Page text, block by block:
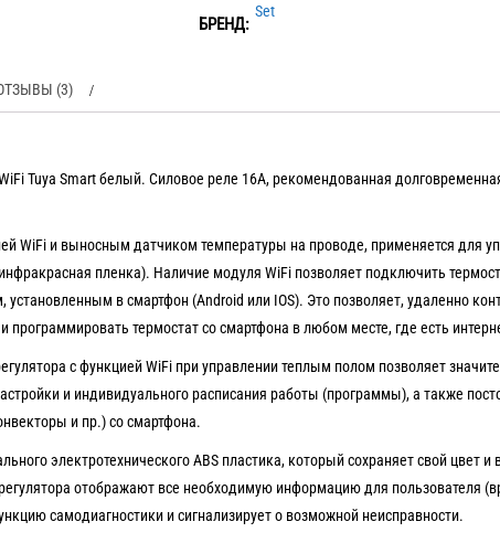
БРЕНД:
Set
(3)
Tuya Smart белый. Силовое реле 16А, рекомендованная
WiFi и выносным датчиком температуры на проводе, применяется для
пленка). Наличие модуля WiFi позволяет подключить
в смартфон (Android или IOS). Это позволяет, удаленно
программировать термостат со смартфона в любом месте, где есть
с функцией WiFi при управлении теплым полом позволяет
и индивидуального расписания работы (программы), а также
и пр.) со смартфона.
электротехнического ABS пластика, который сохраняет свой цвет
отображают все необходимую информацию для пользователя
самодиагностики и сигнализирует о возможной неисправности.